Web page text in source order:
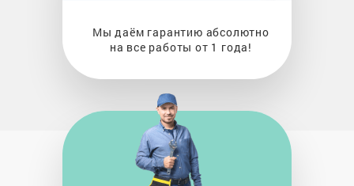
Мы даём гарантию абсолютно
на все работы от 1 года!